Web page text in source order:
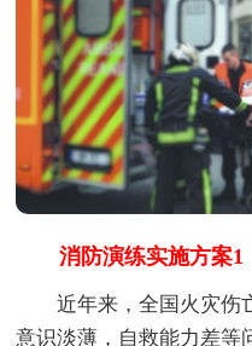
消防演练实施方案1
近年来，全国火灾伤
意识淡薄，自救能力差等